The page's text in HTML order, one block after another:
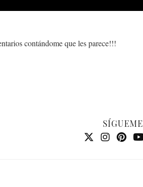
contándome que les parece!!!
SÍGUEME